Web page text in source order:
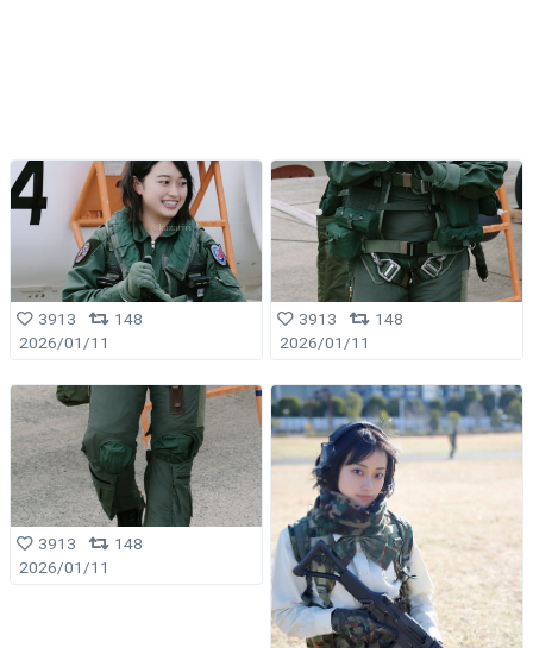
3913
148
2026/01/11
3913
148
2026/01/11
3913
148
2026/01/11